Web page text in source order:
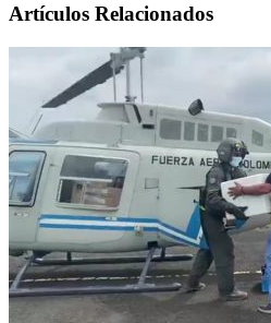
Artículos Relacionados